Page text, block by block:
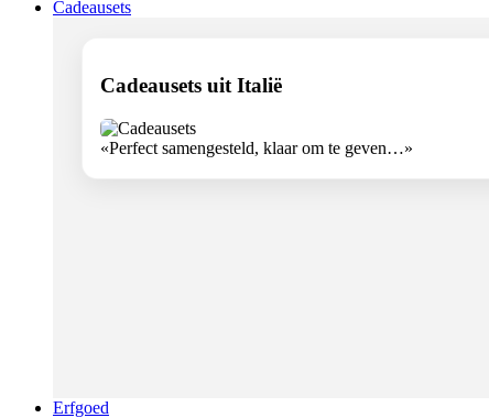
Cadeausets
Cadeausets uit Italië
«Perfect samengesteld, klaar om te geven…»
Erfgoed